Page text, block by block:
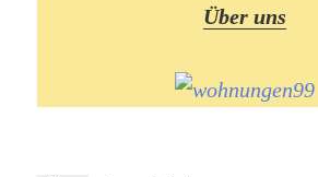
Über uns